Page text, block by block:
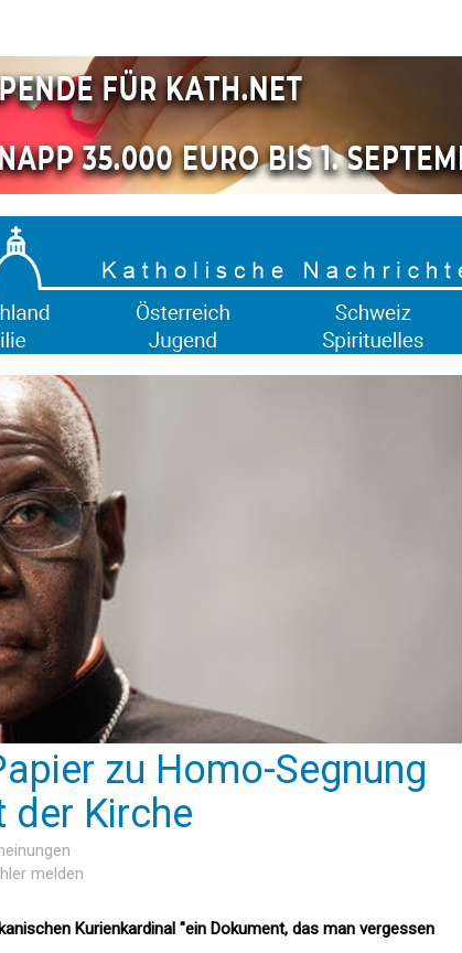
zu Homo-Segnung
der Kirche
melden
Kurienkardinal "ein Dokument, das man vergessen